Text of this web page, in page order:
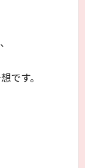
です。